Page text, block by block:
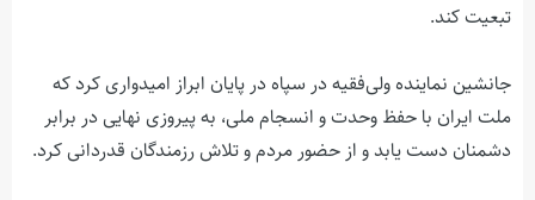
تبعیت کند.
جانشین نماینده ولی‌فقیه در سپاه در پایان ابراز امیدواری کرد که
ملت ایران با حفظ وحدت و انسجام ملی، به پیروزی نهایی در برابر
دشمنان دست یابد و از حضور مردم و تلاش رزمندگان قدردانی کرد.